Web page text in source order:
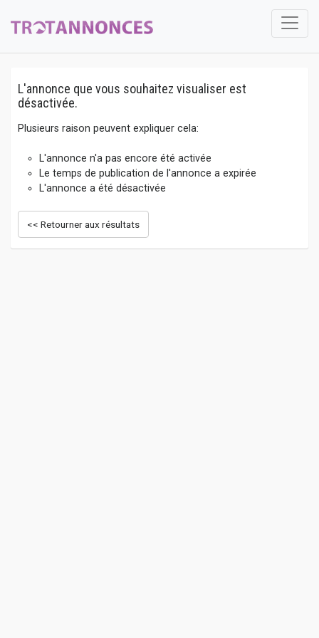
L'annonce que vous souhaitez visualiser est
désactivée.
Plusieurs raison peuvent expliquer cela:
L'annonce n'a pas encore été activée
Le temps de publication de l'annonce a expirée
L'annonce a été désactivée
<< Retourner aux résultats